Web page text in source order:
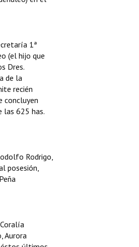
1ª
(el hijo que
Dres.
de la
recién
concluyen
las 625 has.
Rodrigo,
posesión,
Aurora